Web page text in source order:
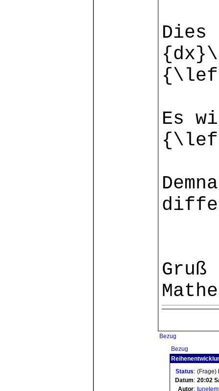
Es
Gruß
Bezug
Bezug
Status: (Frage)
Datum: 20:02
Autor: